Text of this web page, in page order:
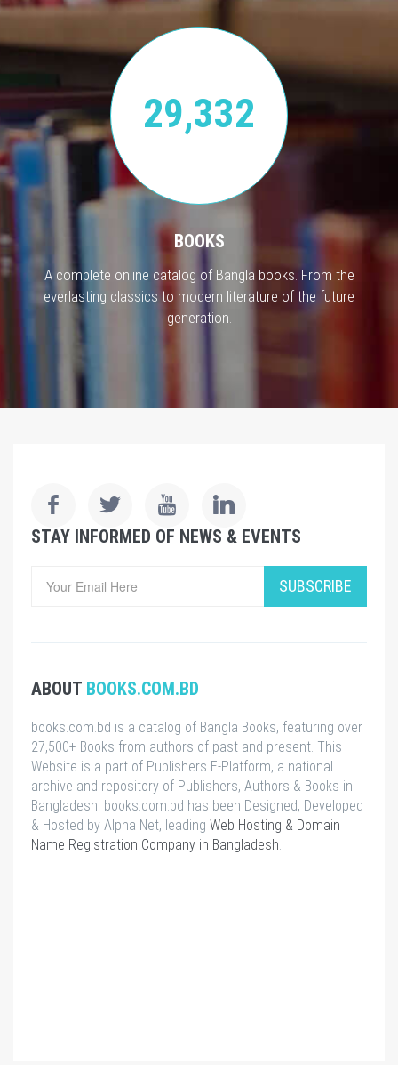
29,332
BOOKS
A complete online catalog of Bangla books. From the
everlasting classics to modern literature of the future
generation.
STAY INFORMED OF NEWS & EVENTS
SUBSCRIBE
ABOUT BOOKS.COM.BD
books.com.bd is a catalog of Bangla Books, featuring over
27,500+ Books from authors of past and present. This
Website is a part of Publishers E-Platform, a national
archive and repository of Publishers, Authors & Books in
Bangladesh. books.com.bd has been Designed, Developed
& Hosted by Alpha Net, leading Web Hosting & Domain
Name Registration Company in Bangladesh.